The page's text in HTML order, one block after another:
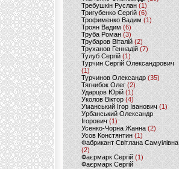
Требушкін Руслан (1)
Тригубенко Сергій(6)
Трофименко Вадим (1)
Троян Вадим (6)
Труба Роман(3)
Трубаров Віталій (2)
Труханов Геннадій (7)
Тулуб Сергій(1)
Турчин Сергій Олександрович
(1)
Турчинов Олександр(35)
Тягнибок Олег (2)
Ударцов Юрій (1)
Уколов Віктор(4)
Уманський Ігор Іванович(1)
Урбанський Олександр
Ігорович (1)
Усенко-Чорна Жанна (2)
Усов Констянтин(1)
Фабрикант Світлана Самуілівна
(2)
Фаєрмарк Сергій(1)
Фаєрмарк Сергій